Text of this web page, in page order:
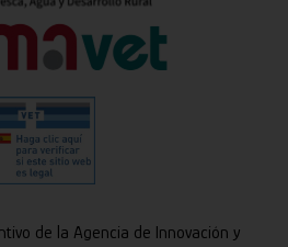
de la Agencia de Innovación y